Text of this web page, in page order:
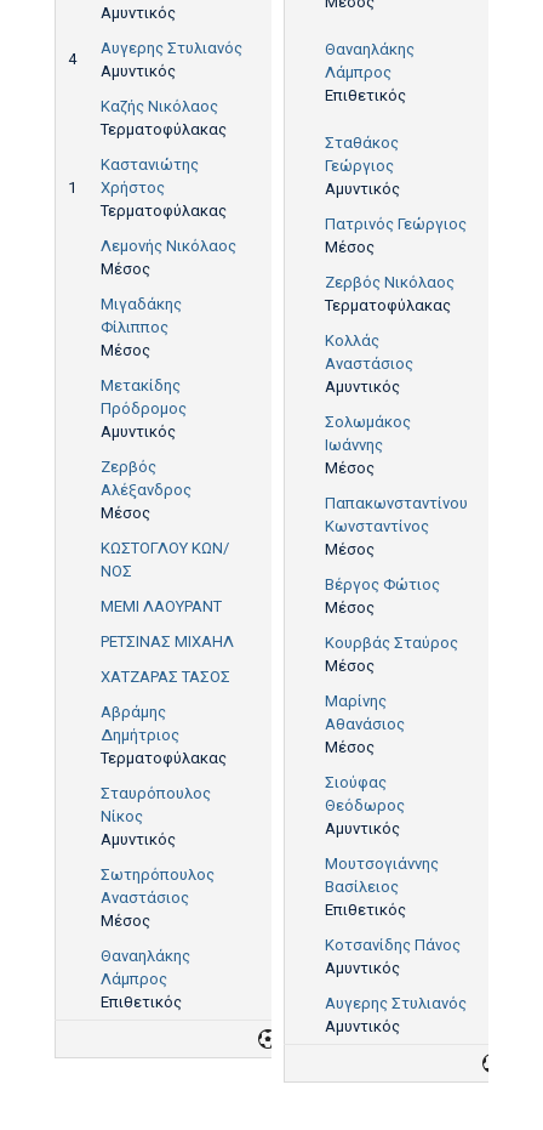
Αμυντικός
4
Αυγερης Στυλιανός
Αμυντικός
Καζής Νικόλαος
Τερματοφύλακας
1
Καστανιώτης
Χρήστος
Τερματοφύλακας
Λεμονής Νικόλαος
Μέσος
Μιγαδάκης
Φίλιππος
Μέσος
Μετακίδης
Πρόδρομος
Αμυντικός
Ζερβός
Αλέξανδρος
Μέσος
ΚΩΣΤΟΓΛΟΥ ΚΩΝ/
ΝΟΣ
ΜΕΜΙ ΛΑΟΥΡΑΝΤ
ΡΕΤΣΙΝΑΣ ΜΙΧΑΗΛ
ΧΑΤΖΑΡΑΣ ΤΑΣΟΣ
Αβράμης
Δημήτριος
Τερματοφύλακας
Σταυρόπουλος
Νίκος
Αμυντικός
Σωτηρόπουλος
Αναστάσιος
Μέσος
Θαναηλάκης
Λάμπρος
Επιθετικός
Θαναηλάκης
Λάμπρος
Επιθετικός
Σταθάκος
Γεώργιος
Αμυντικός
Πατρινός Γεώργιος
Μέσος
Ζερβός Νικόλαος
Τερματοφύλακας
Κολλάς
Αναστάσιος
Αμυντικός
Σολωμάκος
Ιωάννης
Μέσος
Παπακωνσταντίνου
Κωνσταντίνος
Μέσος
Βέργος Φώτιος
Μέσος
Κουρβάς Σταύρος
Μέσος
Μαρίνης
Αθανάσιος
Μέσος
Σιούφας
Θεόδωρος
Αμυντικός
Μουτσογιάννης
Βασίλειος
Επιθετικός
Κοτσανίδης Πάνος
Αμυντικός
Αυγερης Στυλιανός
Αμυντικός